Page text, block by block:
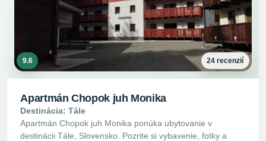
9.6 24 recenzií
Apartmán Chopok juh Monika
Destinácia: Tále
Apartmán Chopok juh Monika ponúka ubytovanie v
destinácii Tále, Slovensko. Pozrite si vybavenie, fotky a